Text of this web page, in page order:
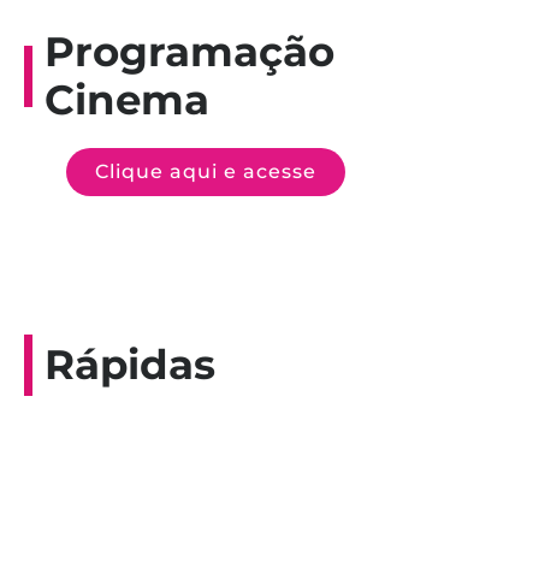
Programação
Cinema
Clique aqui e acesse
Rápidas